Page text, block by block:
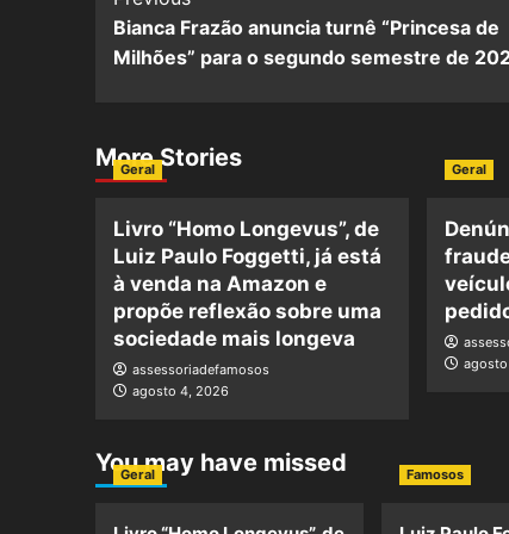
Bianca Frazão anuncia turnê “Princesa de
Milhões” para o segundo semestre de
More Stories
Geral
Livro “Homo Longevus”, de
Luiz Paulo Foggetti, já está
à venda na Amazon e
propõe reflexão sobre uma
sociedade mais longeva
assessoriadefamosos
agosto 4, 2026
Geral
You may have missed
Geral Famosos